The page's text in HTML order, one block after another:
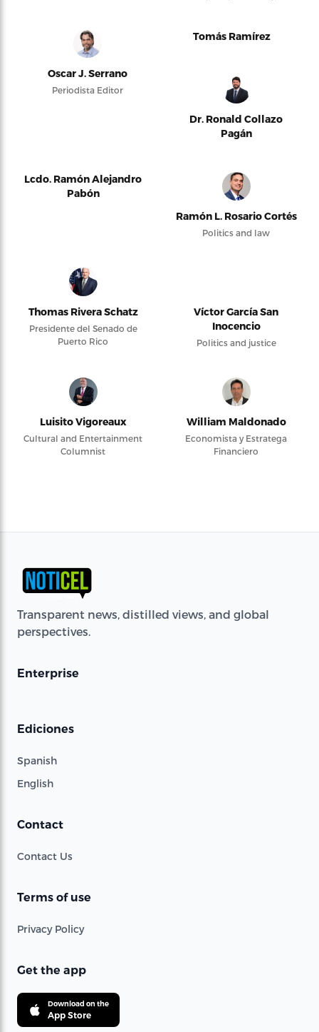
Oscar J. Serrano
Periodista Editor
Tomás Ramírez
Dr. Ronald Collazo
Pagán
Lcdo. Ramón Alejandro
Pabón
Ramón L. Rosario Cortés
Politics and law
Thomas Rivera Schatz
Presidente del Senado de
Puerto Rico
Víctor García San
Inocencio
Politics and justice
Luisito Vigoreaux
Cultural and Entertainment
Columnist
William Maldonado
Economista y Estratega
Financiero
Transparent news, distilled views, and global
perspectives.
Enterprise
Ediciones
Spanish
English
Contact
Contact Us
Terms of use
Privacy Policy
Get the app
Download on the
App Store